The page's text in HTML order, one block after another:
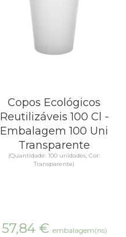
Copos Ecológicos
Reutilizáveis 100 Cl -
Embalagem 100 Uni
Transparente
(Quantidade: 100 unidades, Cor:
Transparente)
57,84 € embalagem(ns)